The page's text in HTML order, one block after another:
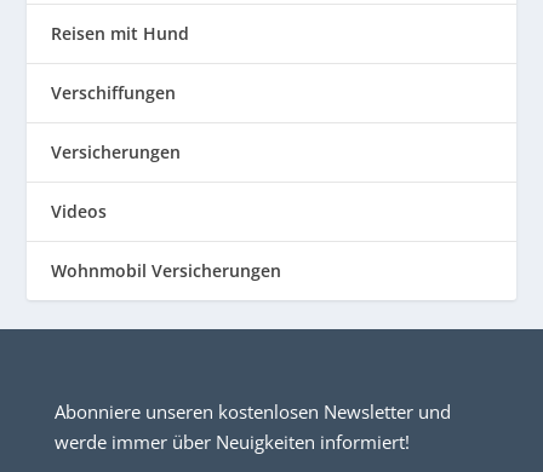
Reisen mit Hund
Verschiffungen
Versicherungen
Videos
Wohnmobil Versicherungen
Abonniere unseren kostenlosen Newsletter und
werde immer über Neuigkeiten informiert!